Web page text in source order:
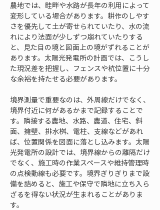
農地では、畦畔や水路が長年の利用によって
変形している場合があります。耕作のしやす
さを優先して土が寄せられていたり、水の流
れにより法面が少しずつ崩れていたりする
と、見た目の境と図面上の境がずれることが
あります。太陽光発電所の計画では、こうし
た現況差を把握し、フェンスや杭位置に十分
な余裕を持たせる必要があります。
境界測量で重要なのは、外周線だけでなく、
境界付近に何があるかまで記録することで
す。隣接する農地、水路、農道、住宅、斜
面、擁壁、排水桝、電柱、支線などがあれ
ば、位置関係を図面に落とし込みます。太陽
光発電所の設計では、境界線からの離隔だけ
でなく、施工時の作業スペースや維持管理時
の点検動線も必要です。境界ぎりぎりまで設
備を詰めると、施工や保守で隣地に立ち入ら
ざるを得ない状況が生まれることがありま
す。